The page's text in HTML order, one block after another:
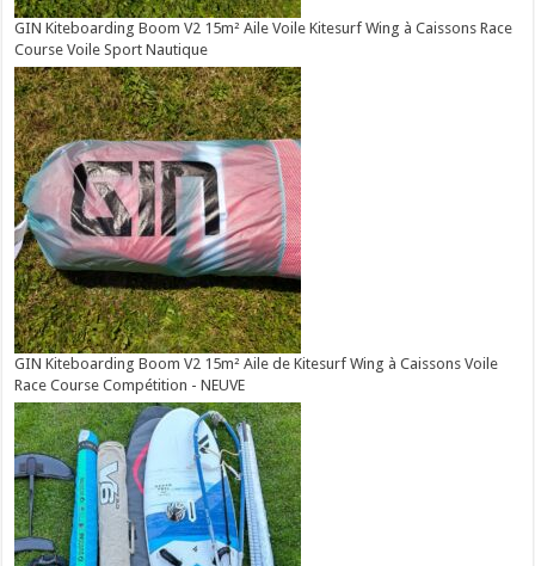
GIN Kiteboarding Boom V2 15m² Aile Voile Kitesurf Wing à Caissons Race
Course Voile Sport Nautique
GIN Kiteboarding Boom V2 15m² Aile de Kitesurf Wing à Caissons Voile
Race Course Compétition - NEUVE